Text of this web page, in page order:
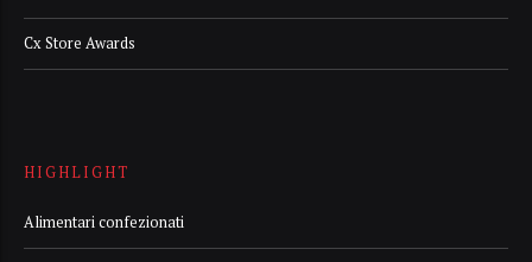
Cx Store Awards
HIGHLIGHT
Alimentari confezionati